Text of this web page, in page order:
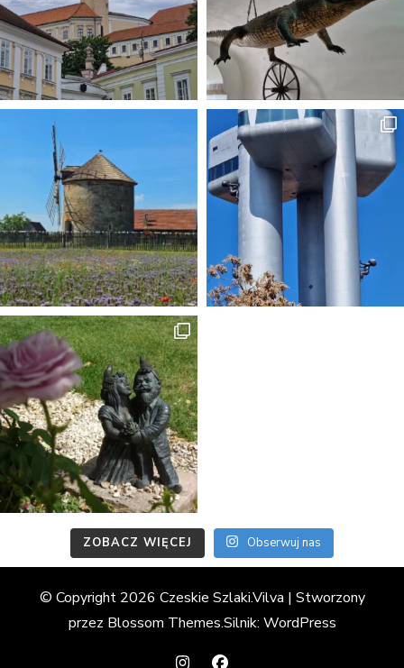
ZOBACZ WIĘCEJ Obserwuj nas
© Copyright 2026 Czeskie Szlaki.Vilva | Stworzony
przez Blossom Themes.Silnik: WordPress